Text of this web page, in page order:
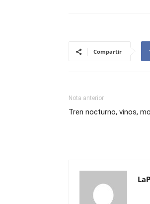
Compartir
Nota anterior
Tren nocturno, vinos,